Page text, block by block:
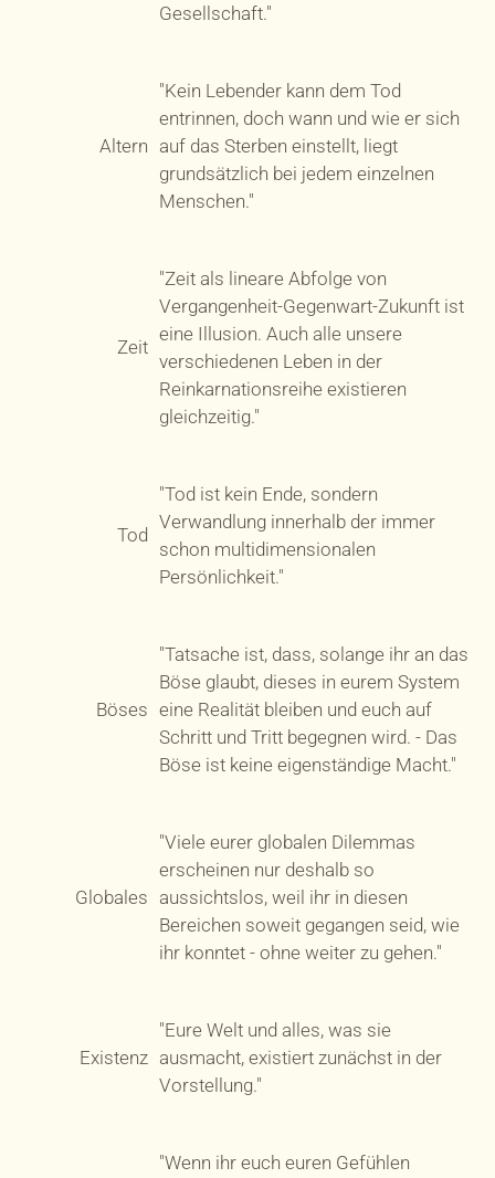
Gesellschaft."
Altern
"Kein Lebender kann dem Tod
entrinnen, doch wann und wie er sich
auf das Sterben einstellt, liegt
grundsätzlich bei jedem einzelnen
Menschen."
Zeit
"Zeit als lineare Abfolge von
Vergangenheit-Gegenwart-Zukunft ist
eine Illusion. Auch alle unsere
verschiedenen Leben in der
Reinkarnationsreihe existieren
gleichzeitig."
Tod
"Tod ist kein Ende, sondern
Verwandlung innerhalb der immer
schon multidimensionalen
Persönlichkeit."
Böses
"Tatsache ist, dass, solange ihr an das
Böse glaubt, dieses in eurem System
eine Realität bleiben und euch auf
Schritt und Tritt begegnen wird. - Das
Böse ist keine eigenständige Macht."
Globales
"Viele eurer globalen Dilemmas
erscheinen nur deshalb so
aussichtslos, weil ihr in diesen
Bereichen soweit gegangen seid, wie
ihr konntet - ohne weiter zu gehen."
Existenz
"Eure Welt und alles, was sie
ausmacht, existiert zunächst in der
Vorstellung."
"Wenn ihr euch euren Gefühlen